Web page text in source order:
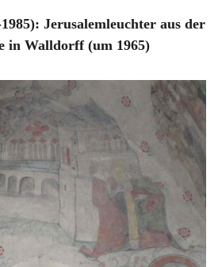
Jerusalemleuchter aus der
in Walldorff (um 1965)